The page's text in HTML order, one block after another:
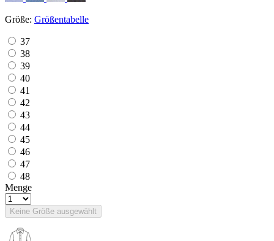
Größe: Größentabelle
37
38
39
40
41
42
43
44
45
46
47
48
Menge
Keine Größe ausgewählt